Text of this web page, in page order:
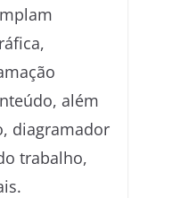
além
diagramador
trabalho,